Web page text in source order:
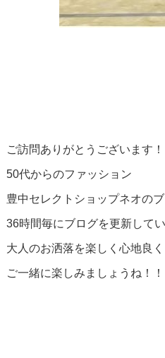
ご訪問ありがとうございます！
50代からのファッション
豊中セレクトショップネオの
36時間毎にブログを更新してい
大人のお洒落を楽しく心地良く
ご一緒に楽しみましょうね！！